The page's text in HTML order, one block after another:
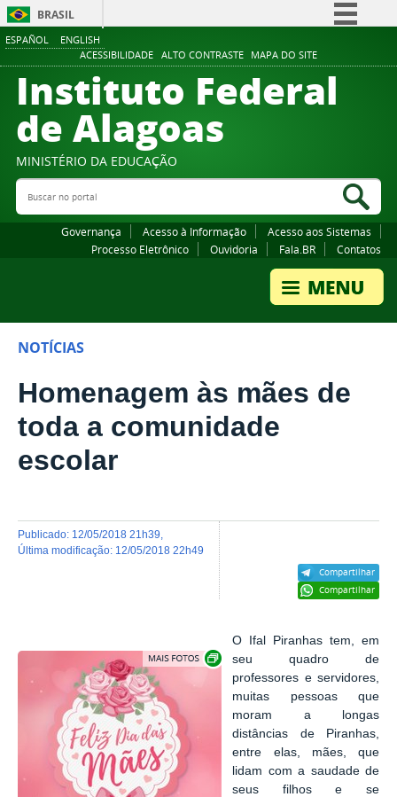
ESPAÑOL ENGLISH
ACESSIBILIDADE ALTO CONTRASTE MAPA DO SITE
BRASIL
Comunica BR
Participe
Canais
Instituto Federal
de Alagoas
MINISTÉRIO DA EDUCAÇÃO
Buscar no portal
Governança Acesso à Informação
Acesso aos Sistemas
Processo Eletrônico
Ouvidoria Fala.BR Contatos
NOTÍCIAS
Homenagem às mães de
toda a comunidade
escolar
Compartilhar
Compartilhar
publicado: 12/05/2018 21h39
última modificação: 12/05/2018 22h49
Exibir carrossel de imagens
O Ifal Piranhas tem, em
seu quadro de
professores e servidores,
muitas pessoas que
moram a longas
distâncias de Piranhas,
entre elas, mães, que
lidam com a saudade de
seus filhos e se